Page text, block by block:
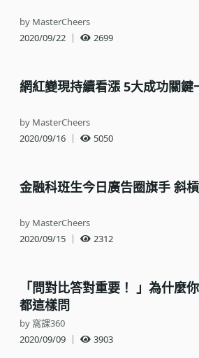
by MasterCheers
2020/09/22 ｜ 2699
網紅變現持續看漲 5大
by MasterCheers
2020/09/16 ｜ 5050
金融科班生今日廣告圈旗手 斜
by MasterCheers
2020/09/15 ｜ 2312
「問對比答對重要！ 」為什麼
都這樣問
by 窩課360
2020/09/09 ｜ 3903